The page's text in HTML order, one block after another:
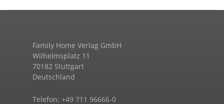
Family Home Verlag GmbH
Wilhelmsplatz 11
70182 Stuttgart
Deutschland
Telefon: +49 711 96666-0